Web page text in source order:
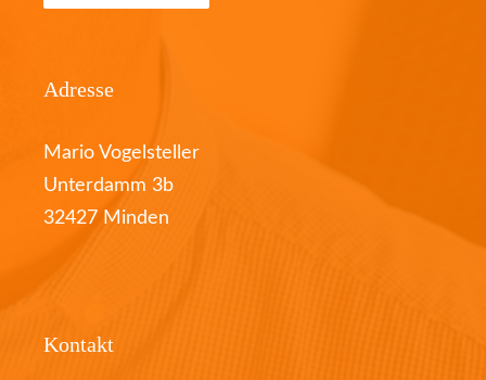
Adresse
Mario Vogelsteller
Unterdamm 3b
32427 Minden
Kontakt